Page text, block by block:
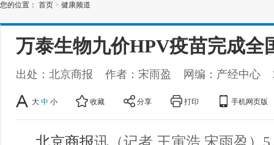
您的位置： 首页 > 健康频道
万泰生物九价HPV疫苗完成全
出处：北京商报 作者：宋雨盈 网编：产经中心
大 中 小 收藏 分享 打印 手机网页版
北京商报讯（记者 王寅浩 宋雨盈）